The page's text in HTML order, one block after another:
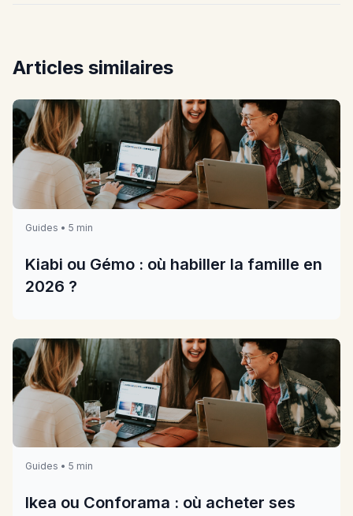
Articles similaires
Guides • 5 min
Kiabi ou Gémo : où habiller la famille en
2026 ?
Guides • 5 min
Ikea ou Conforama : où acheter ses